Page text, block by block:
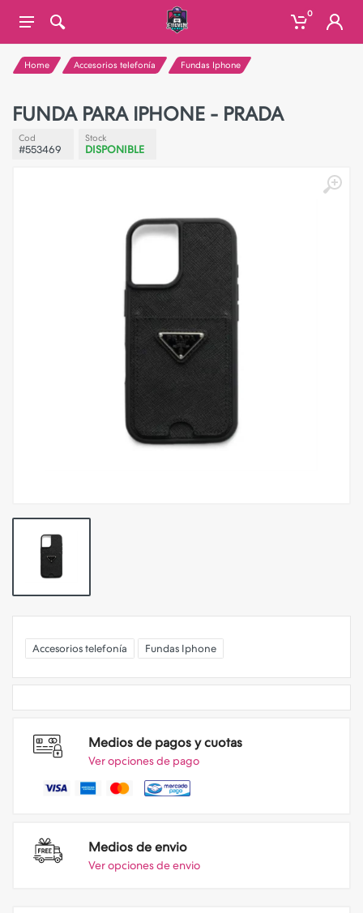
0
Home Accesorios telefonía Fundas Iphone
FUNDA PARA IPHONE - PRADA
Cod
#553469
Stock
DISPONIBLE
Accesorios telefonía Fundas Iphone
Medios de pagos y cuotas
Ver opciones de pago
Medios de envio
Ver opciones de envio